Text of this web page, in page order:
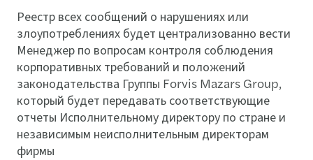
Реестр всех сообщений о нарушениях или
злоупотреблениях будет централизованно вести
Менеджер по вопросам контроля соблюдения
корпоративных требований и положений
законодательства Группы Forvis Mazars Group,
который будет передавать соответствующие
отчеты Исполнительному директору по стране и
независимым неисполнительным директорам
фирмы